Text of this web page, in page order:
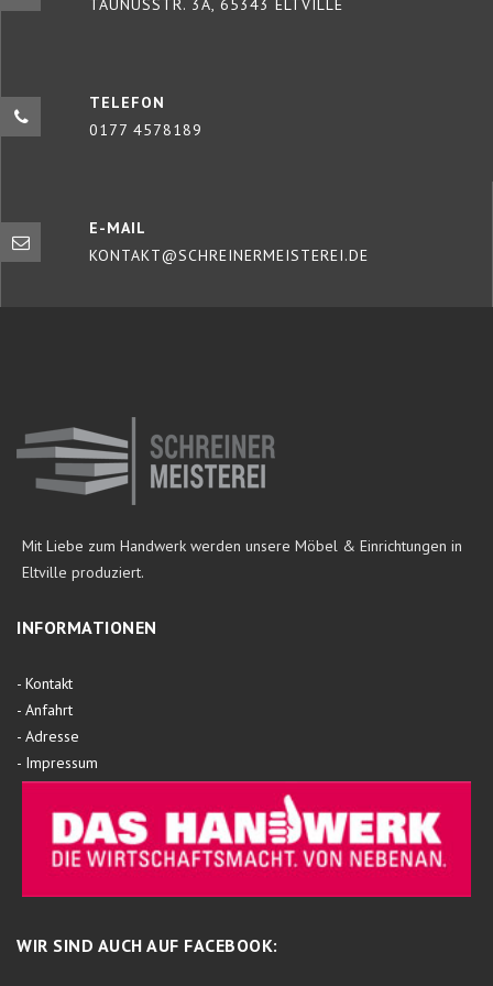
TAUNUSSTR. 3A, 65343 ELTVILLE
TELEFON
0177 4578189
E-MAIL
KONTAKT@SCHREINERMEISTEREI.DE
Mit Liebe zum Handwerk werden unsere Möbel & Einrichtungen in
Eltville produziert.
INFORMATIONEN
- Kontakt
- Anfahrt
- Adresse
- Impressum
WIR SIND AUCH AUF FACEBOOK: